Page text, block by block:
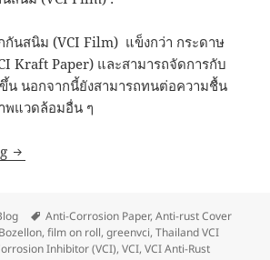
กันสนิม (VCI Film) แข็งกว่า กระดาษ
Kraft Paper) และสามารถจัดการกับ
น นอกจากนี้ยังสามารถทนต่อความชื้น
แวดล้อมอื่น ๆ
การเลือก VCI Film & VCI Paper
Tags
Anti-Corrosion Paper,Anti-rust Cover
Bozellon,film on roll,greenvci,Thailand VCI
Inhibitor (VCI),VCI,VCI Anti-Rust